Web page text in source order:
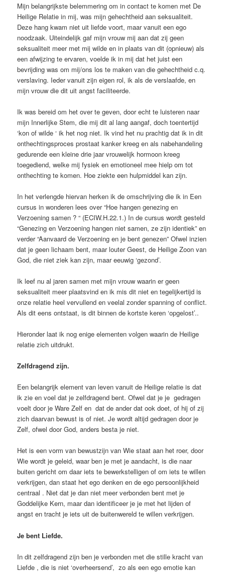
Mijn belangrijkste belemmering om in contact te komen met De
Heilige Relatie in mij, was mijn gehechtheid aan seksualiteit.
Deze hang kwam niet uit liefde voort, maar vanuit een ego
noodzaak. Uiteindelijk gaf mijn vrouw mij aan dat zij geen
seksualiteit meer met mij wilde en in plaats van dit (opnieuw) als
een afwijzing te ervaren, voelde ik in mij dat het juist een
bevrijding was om mij/ons los te maken van die gehechtheid c.q.
verslaving. Ieder vanuit zijn eigen rol, ik als de verslaafde, en
mijn vrouw die dit uit angst faciliteerde.
Ik was bereid om het over te geven, door echt te luisteren naar
mijn Innerlijke Stem, die mij dit al lang aangaf, doch toentertijd
‘kon of wilde ‘ ik het nog niet. Ik vind het nu prachtig dat ik in dit
onthechtingsproces prostaat kanker kreeg en als nabehandeling
gedurende een kleine drie jaar vrouwelijk hormoon kreeg
toegediend, welke mij fysiek en emotioneel mee hielp om tot
onthechting te komen. Hoe ziekte een hulpmiddel kan zijn.
In het verlengde hiervan herken ik de omschrijving die ik in Een
cursus in wonderen lees over “Hoe hangen genezing en
Verzoening samen ? “ (ECIW.H.22.1.) In de cursus wordt gesteld
“Genezing en Verzoening hangen niet samen, ze zijn identiek” en
verder “Aanvaard de Verzoening en je bent genezen” Ofwel inzien
dat je geen lichaam bent, maar louter Geest, de Heilige Zoon van
God, die niet ziek kan zijn, maar eeuwig ‘gezond’.
Ik leef nu al jaren samen met mijn vrouw waarin er geen
seksualiteit meer plaatsvind en ik mis dit niet en tegelijkertijd is
onze relatie heel vervullend en veelal zonder spanning of conflict.
Als dit eens ontstaat, is dit binnen de kortste keren ‘opgelost’..
Hieronder laat ik nog enige elementen volgen waarin de Heilige
relatie zich uitdrukt.
Zelfdragend zijn.
Een belangrijk element van leven vanuit de Heilige relatie is dat
ik zie en voel dat je zelfdragend bent. Ofwel dat je je gedragen
voelt door je Ware Zelf en dat de ander dat ook doet, of hij of zij
zich daarvan bewust is of niet. Je wordt altijd gedragen door je
Zelf, ofwel door God, anders besta je niet.
Het is een vorm van bewustzijn van Wie staat aan het roer, door
Wie wordt je geleid, waar ben je met je aandacht, is die naar
buiten gericht om daar iets te bewerkstelligen of om iets te willen
verkrijgen, dan staat het ego denken en de ego persoonlijkheid
centraal . Niet dat je dan niet meer verbonden bent met je
Goddelijke Kern, maar dan identificeer je je met het lijden of
angst en tracht je iets uit de buitenwereld te willen verkrijgen.
Je bent Liefde.
In dit zelfdragend zijn ben je verbonden met die stille kracht van
Liefde , die is niet ‘overheersend’, zo als een ego emotie kan